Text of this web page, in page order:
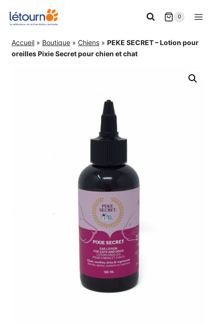
0
Accueil » Boutique » Chiens » PEKE SECRET – Lotion pour
oreilles Pixie Secret pour chien et chat